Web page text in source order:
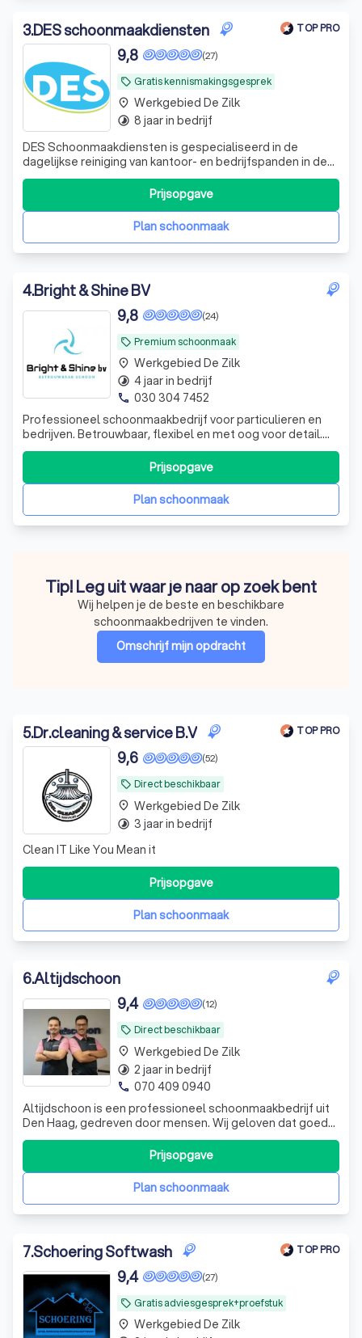
3.DES schoonmaakdiensten TOP PRO
local_offer Gratis kennismakingsgesprek
(27)
9,8
DES Schoonmaakdiensten is gespecialiseerd in de
dagelijkse reiniging van kantoor- en bedrijfspanden in de
regio Zuid-Holland.
Plan schoonmaak
Prijsopgave
place Werkgebied De Zilk
timelapse 8 jaar in bedrijf
4.Bright & Shine BV
local_offer Premium schoonmaak
(24)
9,8
Professioneel schoonmaakbedrijf voor particulieren en
bedrijven. Betrouwbaar, flexibel en met oog voor detail.
Wij leveren altijd een schoon, fris en hygiënisch resultaat
Plan schoonmaak
Prijsopgave
place Werkgebied De Zilk
timelapse 4 jaar in bedrijf
phone 030 304 7452
Tip! Leg uit waar je naar op zoek bent
Wij helpen je de beste en beschikbare
schoonmaakbedrijven te vinden.
Omschrijf mijn opdracht
5. Dr.cleaning & service B.V TOP PRO
local_offer Direct beschikbaar
(52)
9,6
Clean IT Like You Mean it
Plan schoonmaak
Prijsopgave
place Werkgebied De Zilk
timelapse 3 jaar in bedrijf
6.Altijdschoon
local_offer Direct beschikbaar
(12)
9,4
Altijdschoon is een professioneel schoonmaakbedrijf uit
Den Haag, gedreven door mensen. Wij geloven dat goede
schoonmaak begint bij medewerkers die zich gezien,
gesteund en gewaardeerd voelen. Daarom investeren we
in begeleiding, werkplezier en duidelijke communicatie.
Met vaste gezichten en oog voo
Plan schoonmaak
Prijsopgave
place Werkgebied De Zilk
timelapse 2 jaar in bedrijf
phone 070 409 0940
7.Schoering Softwash TOP PRO
local_offer Gratis adviesgesprek+proefstuk
(27)
9,4
place Werkgebied De Zilk